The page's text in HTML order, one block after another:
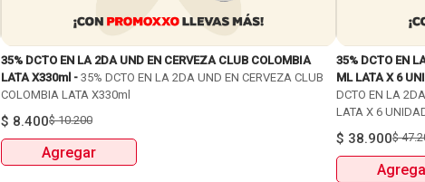
35% DCTO EN LA 2DA UND EN CERVEZA CLUB COLOMBIA
LATA X330ml - 35% DCTO EN LA 2DA UND EN CERVEZA CLUB
COLOMBIA LATA X330ml
$ 8.400$10.200
Agregar
35% DCTO EN
ML LATA X 6
DCTO EN LA
LATA X 6
$ 38.900$